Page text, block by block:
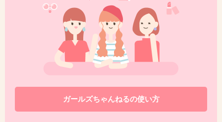
こんなキャラって知らなかったが、その後売れだしてバラ
エティ出てるのを見て嫌になった
崩れた窪塚洋介？！顔長い。
ガールズちゃんねるの使い方